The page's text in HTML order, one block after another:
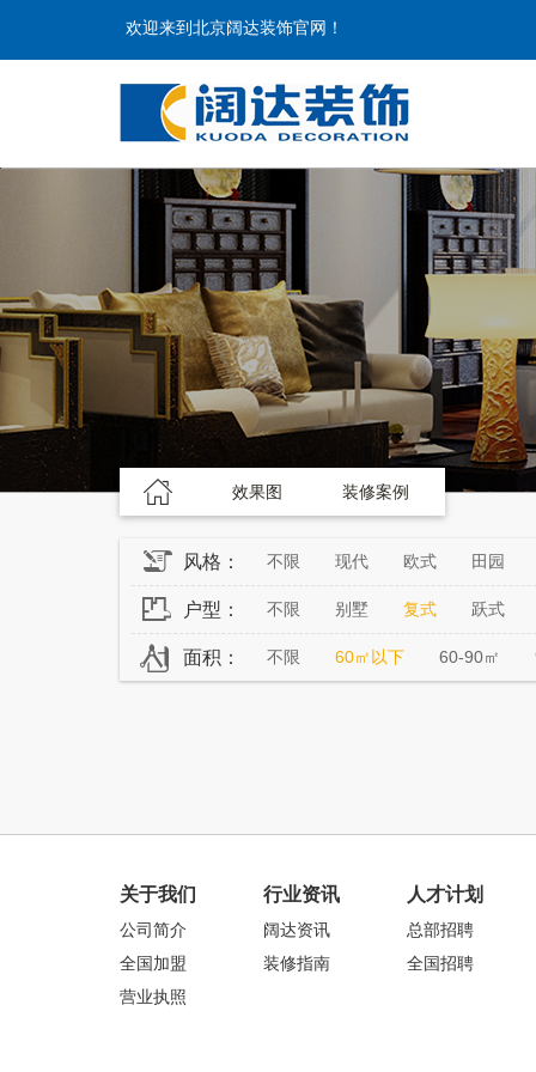
欢迎来到北京阔达装饰官网！
效果图 装修案例
风格： 不限 现代 欧式 田园
户型： 不限 别墅 复式 跃式
面积： 不限 60㎡以下 60-90㎡
关于我们
公司简介
全国加盟
营业执照
行业资讯
阔达资讯
装修指南
人才计划
总部招聘
全国招聘